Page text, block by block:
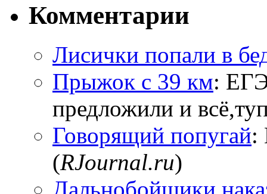
Комментарии
Лисички попали в
Прыжок с 39 км:
предложили и
Говорящий попугай:
(RJournal.ru)